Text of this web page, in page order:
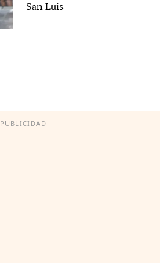
San Luis
PUBLICIDAD